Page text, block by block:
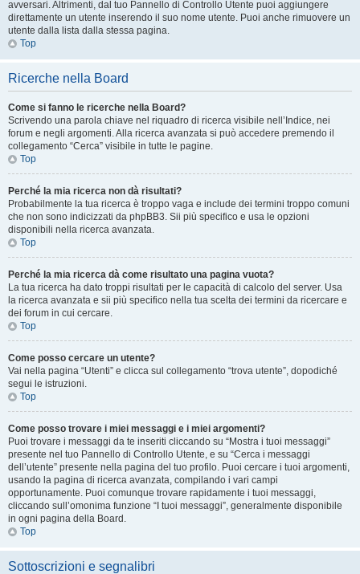
avversari. Altrimenti, dal tuo Pannello di Controllo Utente puoi aggiungere
direttamente un utente inserendo il suo nome utente. Puoi anche rimuovere un
utente dalla lista dalla stessa pagina.
Top
Ricerche nella Board
Come si fanno le ricerche nella Board?
Scrivendo una parola chiave nel riquadro di ricerca visibile nell’Indice, nei
forum e negli argomenti. Alla ricerca avanzata si può accedere premendo il
collegamento “Cerca” visibile in tutte le pagine.
Top
Perché la mia ricerca non dà risultati?
Probabilmente la tua ricerca è troppo vaga e include dei termini troppo comuni
che non sono indicizzati da phpBB3. Sii più specifico e usa le opzioni
disponibili nella ricerca avanzata.
Top
Perché la mia ricerca dà come risultato una pagina vuota?
La tua ricerca ha dato troppi risultati per le capacità di calcolo del server. Usa
la ricerca avanzata e sii più specifico nella tua scelta dei termini da ricercare e
dei forum in cui cercare.
Top
Come posso cercare un utente?
Vai nella pagina “Utenti” e clicca sul collegamento “trova utente”, dopodiché
segui le istruzioni.
Top
Come posso trovare i miei messaggi e i miei argomenti?
Puoi trovare i messaggi da te inseriti cliccando su “Mostra i tuoi messaggi”
presente nel tuo Pannello di Controllo Utente, e su “Cerca i messaggi
dell’utente” presente nella pagina del tuo profilo. Puoi cercare i tuoi argomenti,
usando la pagina di ricerca avanzata, compilando i vari campi
opportunamente. Puoi comunque trovare rapidamente i tuoi messaggi,
cliccando sull’omonima funzione “I tuoi messaggi”, generalmente disponibile
in ogni pagina della Board.
Top
Sottoscrizioni e segnalibri